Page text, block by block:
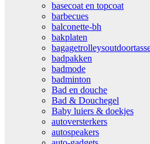
basecoat en topcoat
barbecues
balconette-bh
bakplaten
badpakken
badmode
badminton
Bad en douche
Bad & Douchegel
Baby luiers & doekjes
autoversterkers
autospeakers